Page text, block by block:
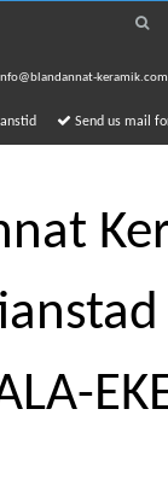
keramik.com
Send us mail